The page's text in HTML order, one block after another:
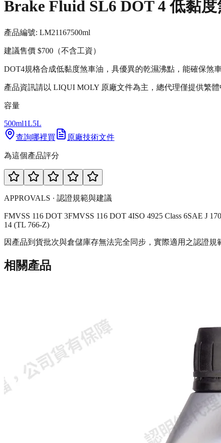
Brake Fluid SL6 DOT 4 低黏
產品編號: LM21167500ml
建議售價 $700 （不含工資）
DOT4規格合成低黏度煞車油，具優異的乾濕沸點，能確保煞
產品資訊請以 LIQUI MOLY 原廠文件為主，總代理僅提供繁
容量
500ml1L5L
查詢哪裡買
原廠技術文件
為這個產品評分
APPROVALS · 認證規範與建議
FMVSS 116 DOT 3FMVSS 116 DOT 4ISO 4925 Class 6SAE J
14 (TL 766-Z)
因產品到貨批次與倉儲庫存無法完全同步，實際適用之認證
相關產品